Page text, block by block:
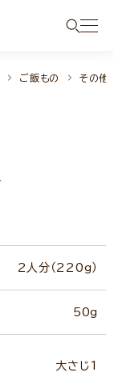
ご飯もの その他
2人分（220g）
50g
大さじ1